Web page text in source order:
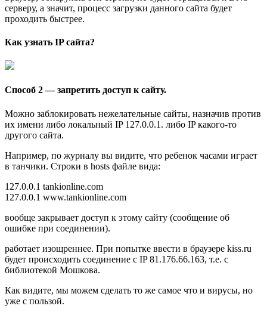
серверу, а значит, процесс загрузки данного сайта будет
проходить быстрее.
Как узнать IP сайта?
Способ 2 — запретить доступ к сайту.
Можно заблокировать нежелательные сайты, назначив против
их имени либо локальный IP 127.0.0.1. либо IP какого-то
другого сайта.
Например, по журналу вы видите, что ребенок часами играет
в танчики. Строки в hosts файле вида:
127.0.0.1 tankionline.com
127.0.0.1 www.tankionline.com
вообще закрывает доступ к этому сайту (сообщение об
ошибке при соединении).
работает изощреннее. При попытке ввести в браузере kiss.ru
будет происходить соединение с IP 81.176.66.163, т.е. с
библиотекой Мошкова.
Как видите, мы можем сделать то же самое что и вирусы, но
уже с пользой.